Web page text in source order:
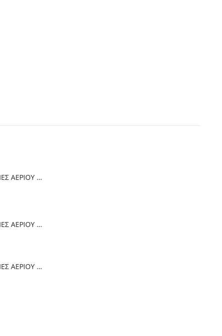
Thermogatz ΕΣΤΙΕΣ ΑΕΡΙΟΥ TGC 4236 GL
Thermogatz ΕΣΤΙΕΣ ΑΕΡΙΟΥ TGC 6014 IX
Thermogatz ΕΣΤΙΕΣ ΑΕΡΙΟΥ TGC 2460 GL